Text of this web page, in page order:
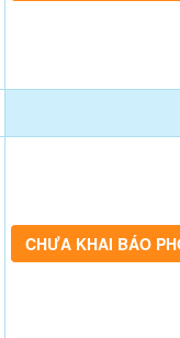
CHƯA KHAI BÁO